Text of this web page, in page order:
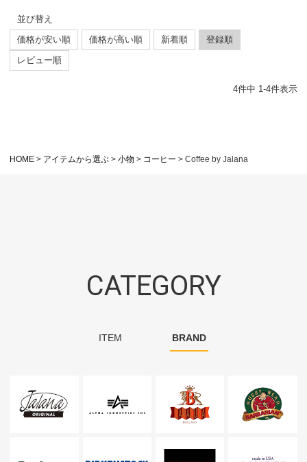
並び替え
価格が安い順
価格が高い順 新着順
登録順
レビュー順
4件中 1 -4件表示
HOME アイテムから選ぶ 小物 コーヒー Coffee by Jalana
CATEGORY
ITEM BRAND